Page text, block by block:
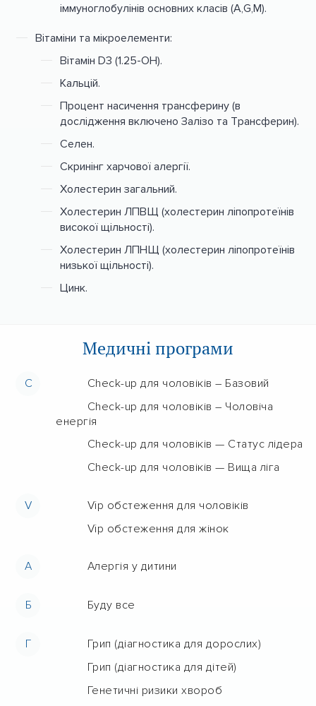
іммуноглобулінів основних класів (A,G,M).
Вітаміни та мікроелементи:
Вітамін D3 (1.25-OH).
Кальцій.
Процент насичення трансферину (в
дослідження включено Залізо та Трансферин).
Селен.
Скринінг харчової алергії.
Холестерин загальний.
Холестерин ЛПВЩ (холестерин ліпопротеїнів
високої щільності).
Холестерин ЛПНЩ (холестерин ліпопротеїнів
низької щільності).
Цинк.
Медичні програми
C
Check-up для чоловіків – Базовий
Check-up для чоловіків – Чоловіча
енергія
Check-up для чоловіків — Статус лідера
Check-up для чоловіків — Вища ліга
V
Vip обстеження для чоловіків
Vip обстеження для жінок
А Алергія у дитини
Б Буду все
Г
Грип (діагностика для дорослих)
Грип (діагностика для дітей)
Генетичні ризики хвороб